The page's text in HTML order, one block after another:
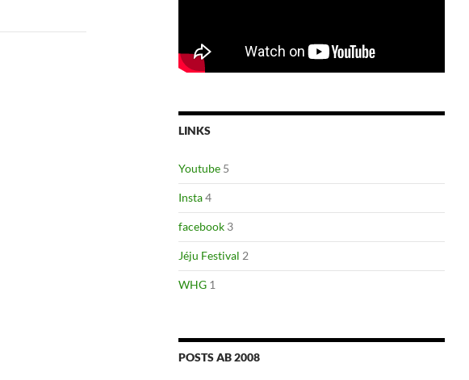
LINKS
Youtube5
Insta4
facebook3
Jéju Festival 2
WHG1
POSTS AB 2008